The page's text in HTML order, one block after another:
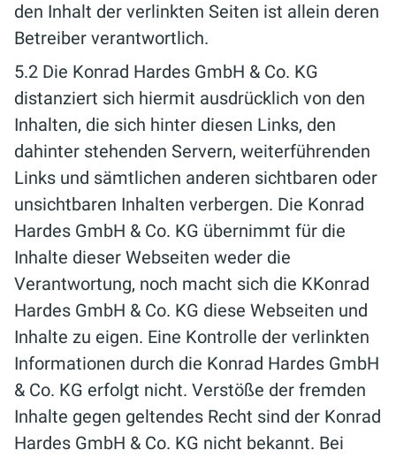
den Inhalt der verlinkten Seiten ist allein deren
Betreiber verantwortlich.
5.2 Die Konrad Hardes GmbH & Co. KG
distanziert sich hiermit ausdrücklich von den
Inhalten, die sich hinter diesen Links, den
dahinter stehenden Servern, weiterführenden
Links und sämtlichen anderen sichtbaren oder
unsichtbaren Inhalten verbergen. Die Konrad
Hardes GmbH & Co. KG übernimmt für die
Inhalte dieser Webseiten weder die
Verantwortung, noch macht sich die KKonrad
Hardes GmbH & Co. KG diese Webseiten und
Inhalte zu eigen. Eine Kontrolle der verlinkten
Informationen durch die Konrad Hardes GmbH
& Co. KG erfolgt nicht. Verstöße der fremden
Inhalte gegen geltendes Recht sind der Konrad
Hardes GmbH & Co. KG nicht bekannt. Bei